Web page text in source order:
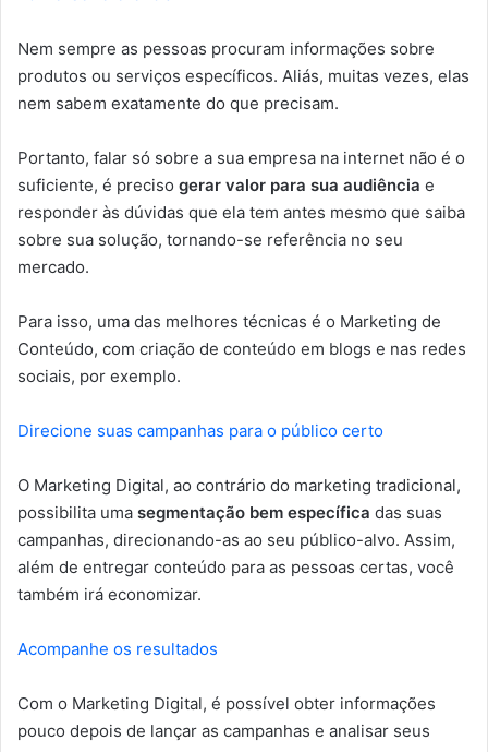
Nem sempre as pessoas procuram informações sobre
produtos ou serviços específicos. Aliás, muitas vezes, elas
nem sabem exatamente do que precisam.
Portanto, falar só sobre a sua empresa na internet não é o
suficiente, é preciso gerar valor para sua audiência e
responder às dúvidas que ela tem antes mesmo que saiba
sobre sua solução, tornando-se referência no seu
mercado.
Para isso, uma das melhores técnicas é o Marketing de
Conteúdo, com criação de conteúdo em blogs e nas redes
sociais, por exemplo.
Direcione suas campanhas para o público certo
O Marketing Digital, ao contrário do marketing tradicional,
possibilita uma segmentação bem específica das suas
campanhas, direcionando-as ao seu público-alvo. Assim,
além de entregar conteúdo para as pessoas certas, você
também irá economizar.
Acompanhe os resultados
Com o Marketing Digital, é possível obter informações
pouco depois de lançar as campanhas e analisar seus